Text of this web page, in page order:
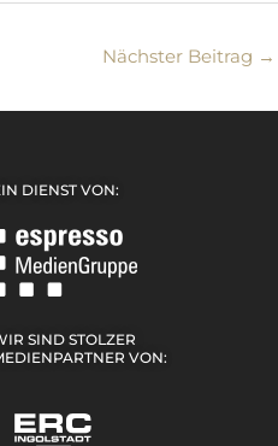
Nächster Beitrag →
DIENST VON:
SIND STOLZER
VON: